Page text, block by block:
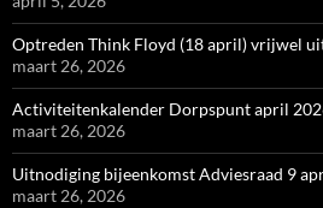
Optreden Think Floyd (18 april) vrijwel
maart 26, 2026
Activiteitenkalender Dorpspunt april
maart 26, 2026
Uitnodiging bijeenkomst Adviesraad 9
maart 26, 2026